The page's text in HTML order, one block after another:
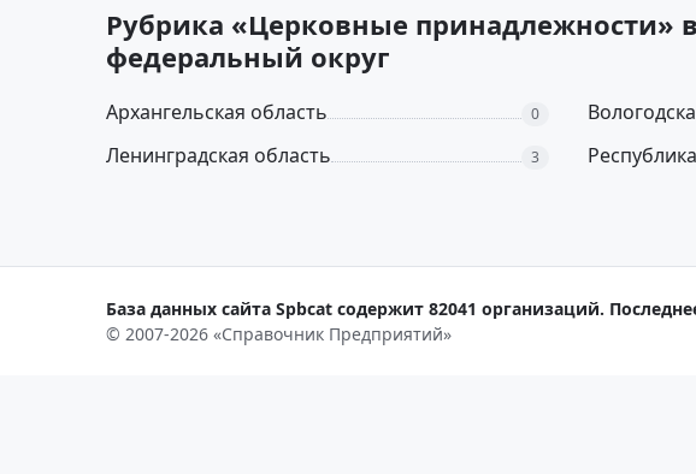
Рубрика «Церковные принадлежности»
федеральный округ
Архангельская область 0
Ленинградская область 3
База данных сайта Spbcat содержит 82041 организаций.
© 2007-2026 «Справочник Предприятий»